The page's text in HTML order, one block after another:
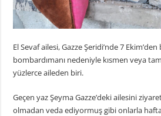
El Sevaf ailesi, Gazze Şeridi’nde 7
bombardımanı nedeniyle kısmen veya
yüzlerce aileden biri.
Geçen yaz Şeyma Gazze’deki ailesini
olmadan veda ediyormuş gibi onlarla